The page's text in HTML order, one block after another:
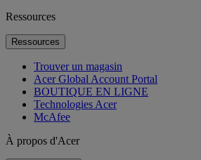
Ressources
Ressources
Trouver un magasin
Acer Global Account Portal
BOUTIQUE EN LIGNE
Technologies Acer
McAfee
À propos d'Acer